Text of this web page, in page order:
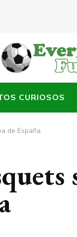
CURIOSOS
de España